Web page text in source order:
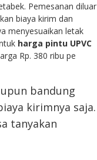
Pemesanan diluar
biaya kirim dan
menyesuaikan letak
harga pintu UPVC
Rp. 380 ribu pe
bandung
kirimnya saja.
tanyakan